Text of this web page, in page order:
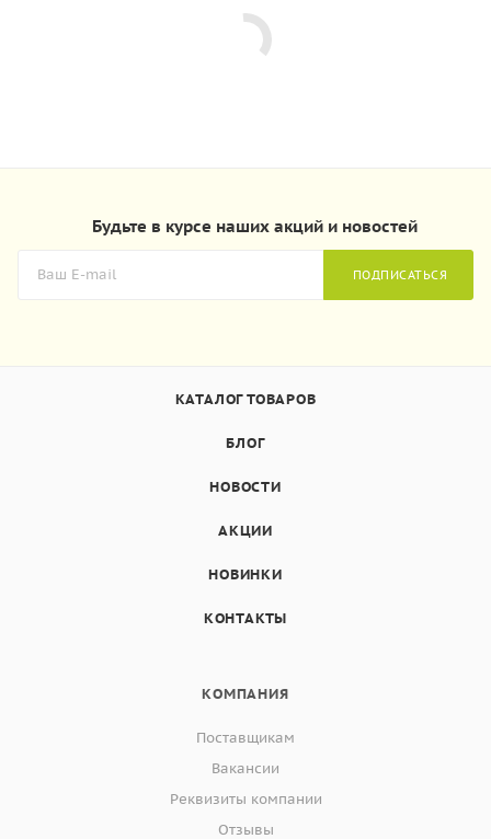
Будьте в курсе наших акций и новостей
ПОДПИСАТЬСЯ
КАТАЛОГ ТОВАРОВ
БЛОГ
НОВОСТИ
АКЦИИ
НОВИНКИ
КОНТАКТЫ
КОМПАНИЯ
Поставщикам
Вакансии
Реквизиты компании
Отзывы